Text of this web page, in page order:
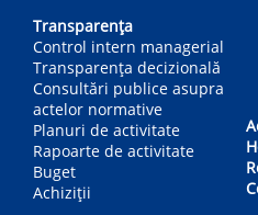
Transparența
Control intern managerial
Transparența decizională
Consultări publice asupra
actelor normative
Planuri de activitate
Rapoarte de activitate
Buget
Achiziții